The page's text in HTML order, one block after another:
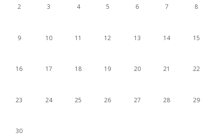
2 3 4 5 6 7 8
9 10 11 12 13 14 15
16 17 18 19 20 21 22
23 24 25 26 27 28 29
30